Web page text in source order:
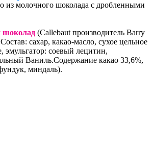
из молочного шоколада с дробленными
(Callebaut производитель Barry
сахар, какао-масло, сухое цельное
эмульгатор: соевый лецитин,
Ваниль.Содержание какао 33,6%,
миндаль).